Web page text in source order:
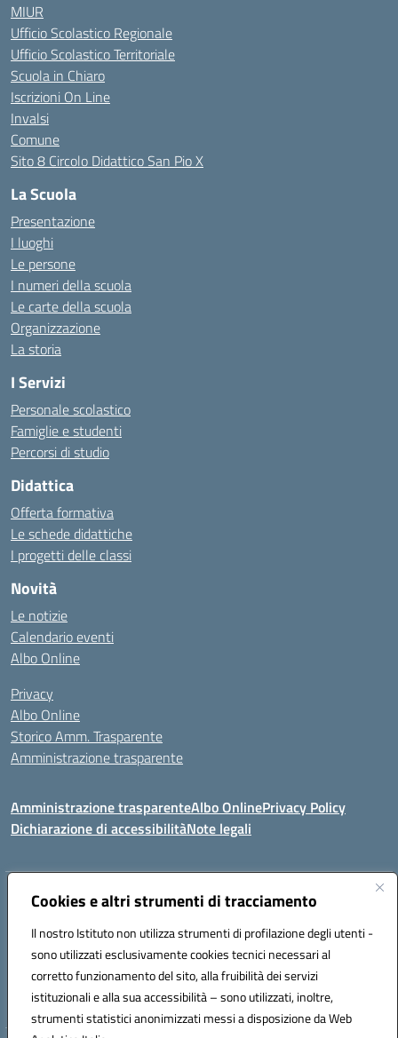
Cookies e altri strumenti di tracciamento
Il nostro Istituto non utilizza strumenti di profilazione degli utenti -
sono utilizzati esclusivamente cookies tecnici necessari al
corretto funzionamento del sito, alla fruibilità dei servizi
istituzionali e alla sua accessibilità – sono utilizzati, inoltre,
strumenti statistici anonimizzati messi a disposizione da Web
MIUR
Ufficio Scolastico Regionale
Ufficio Scolastico Territoriale
Scuola in Chiaro
Iscrizioni On Line
Invalsi
Comune
Sito 8 Circolo Didattico San Pio X
La Scuola
Presentazione
I luoghi
Le persone
I numeri della scuola
Le carte della scuola
Organizzazione
La storia
I Servizi
Personale scolastico
Famiglie e studenti
Percorsi di studio
Didattica
Offerta formativa
Le schede didattiche
I progetti delle classi
Novità
Le notizie
Calendario eventi
Albo Online
Privacy
Albo Online
Storico Amm. Trasparente
Amministrazione trasparente
Amministrazione trasparenteAlbo OnlinePrivacy Policy
Dichiarazione di accessibilitàNote legali
Indirizzo:Via Mastelloni - Viale Colombo 71121 Foggia
Posta elettronica certificata (PEC):fgic885004@pec.istruzione.it
Codice fiscale: 94118760712
Codice meccanografico: FGIC885004